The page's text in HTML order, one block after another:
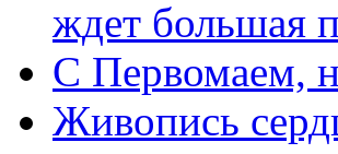
ждет большая
C Первомаем,
Живопись